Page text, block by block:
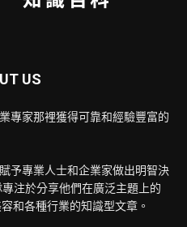
US
專家那裡獲得可靠和經驗豐富的
予專業人士和企業家做出明智決
注於分享他們在廣泛主題上的
和各種行業的知識型文章。